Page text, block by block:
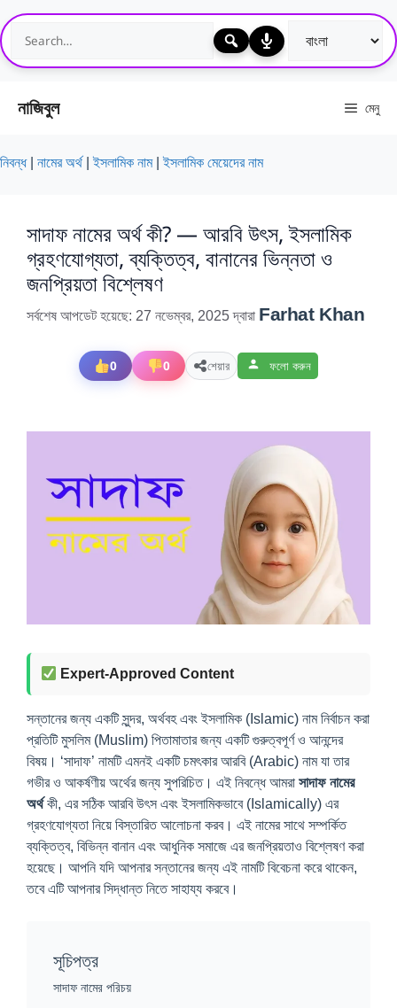
এড়িেয়
লেখায়
যান
নাজিবুল মেনু
নিবন্ধ| নামের অর্থ |ইসলামিক নাম|ইসলামিক মেয়েদের নাম
সাদাফ নামের অর্থ কী? — আরবি উৎস, ইসলামিক
গ্রহণযোগ্যতা, ব্যক্তিত্ব, বানানের ভিন্নতা ও
জনপ্রিয়তা বিশ্লেষণ
সর্বশেষ আপডেট হয়েছে: 27 নভেম্বর, 2025দ্বারা Farhat Khan
0 0 শেয়ার ফলো করুন
Expert-Approved Content
সন্তানের জন্য একটি সুন্দর, অর্থবহ এবং ইসলামিক (Islamic) নাম নির্বাচন করা
প্রতিটি মুসলিম (Muslim) পিতামাতার জন্য একটি গুরুত্বপূর্ণ ও আনন্দের
বিষয়। ‘সাদাফ’ নামটি এমনই একটি চমৎকার আরবি (Arabic) নাম যা তার
গভীর ও আকর্ষণীয় অর্থের জন্য সুপরিচিত। এই নিবন্ধে আমরা সাদাফ নামের
অর্থকী, এর সঠিক আরবি উৎস এবং ইসলামিকভাবে (Islamically) এর
গ্রহণযোগ্যতা নিয়ে বিস্তারিত আলোচনা করব। এই নামের সাথে সম্পর্কিত
ব্যক্তিত্ব, বিভিন্ন বানান এবং আধুনিক সমাজে এর জনপ্রিয়তাও বিশ্লেষণ করা
হয়েছে। আপনি যদি আপনার সন্তানের জন্য এই নামটি বিবেচনা করে থাকেন,
তবে এটি আপনার সিদ্ধান্ত নিতে সাহায্য করবে।
সূচিপত্র
সাদাফ নামের পরিচয়